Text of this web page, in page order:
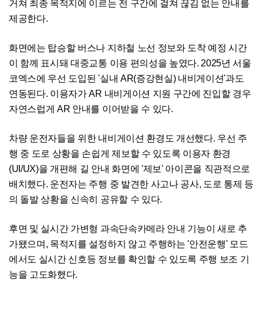
거쳐 최종 목적지에 이르는 전 구간에 걸쳐 끊김 없는 안내를
제공한다.
화면에는 탑승할 버스나 지하철 노선 정보와 도착 예정 시간
이 함께 표시돼 대중교통 이용 편의성을 높였다. 2025년 서울
코엑스에 우선 도입된 '실내 AR(증강현실) 내비게이션'과도
연동된다. 이용자가 AR 내비게이션 지원 구간에 진입할 경우
자연스럽게 AR 안내를 이어받을 수 있다.
차량 운전자들을 위한 내비게이션 환경도 개선했다. 우선 주
행 중 도로 상황을 손쉽게 제보할 수 있도록 이용자 환경
(UI/UX)을 개편해 길 안내 화면에 '제보' 아이콘을 직관적으로
배치했다. 운전자는 주행 중 발견한 사고나 공사, 도로 통제 등
의 돌발 상황을 신속히 공유할 수 있다.
후면 및 실시간 가변형 과속단속카메라 안내 기능이 새로 추
가됐으며, 목적지를 설정하지 않고 주행하는 '안전운행' 모드
에서도 실시간 신호등 정보를 확인할 수 있도록 주행 보조 기
능을 고도화했다.